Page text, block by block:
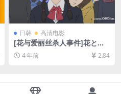
日韩 高清电影
[花与爱丽丝杀人事件]花とア
リス殺人事件 (2015)[百度网
盘+夸克网盘+迅雷云盘资源10
4 年前 2.84